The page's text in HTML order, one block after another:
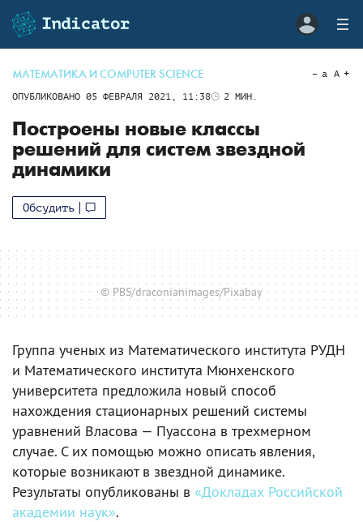
МАТЕМАТИКА И COMPUTER SCIENCE
ОПУБЛИКОВАНО 05 ФЕВРАЛЯ 2021, 11:38 2 МИН.
a A
Построены новые классы
решений для систем звездной
динамики
Обсудить
© PBS/draconianimages/Pixabay
Группа ученых из Математического института РУДН
и Математического института Мюнхенского
университета предложила новый способ
нахождения стационарных решений системы
уравнений Власова — Пуассона в трехмерном
случае. С их помощью можно описать явления,
которые возникают в звездной динамике.
Результаты опубликованы в «Докладах Российской
академии наук».